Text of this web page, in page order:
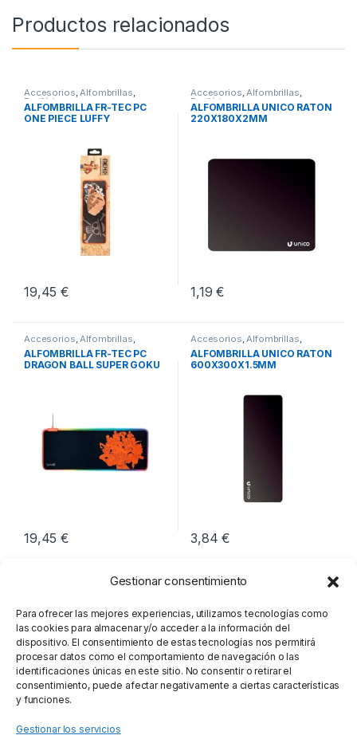
Gestionar consentimiento
Para ofrecer las mejores experiencias, utilizamos tecnologías como
las cookies para almacenar y/o acceder a la información del
dispositivo. El consentimiento de estas tecnologías nos permitirá
procesar datos como el comportamiento de navegación o las
identificaciones únicas en este sitio. No consentir o retirar el
consentimiento, puede afectar negativamente a ciertas características
y funciones.
Gestionar los servicios
Productos relacionados
Accesorios,Alfombrillas,
Periféricos
ALFOMBRILLA FR-TEC PC
ONE PIECE LUFFY
19,45€
Accesorios,Alfombrillas,
Periféricos
ALFOMBRILLA UNICO RATON
220X180X2MM
1,19€
Accesorios,Alfombrillas,
Periféricos
ALFOMBRILLA FR-TEC PC
DRAGON BALL SUPER GOKU
19,45€
Accesorios,Alfombrillas,
Periféricos
ALFOMBRILLA UNICO RATON
600X300X1.5MM
3,84€